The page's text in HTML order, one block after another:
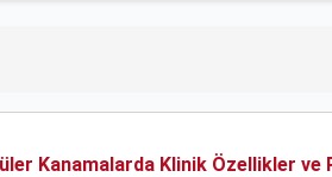
Kanamalarda Klinik Özellikler